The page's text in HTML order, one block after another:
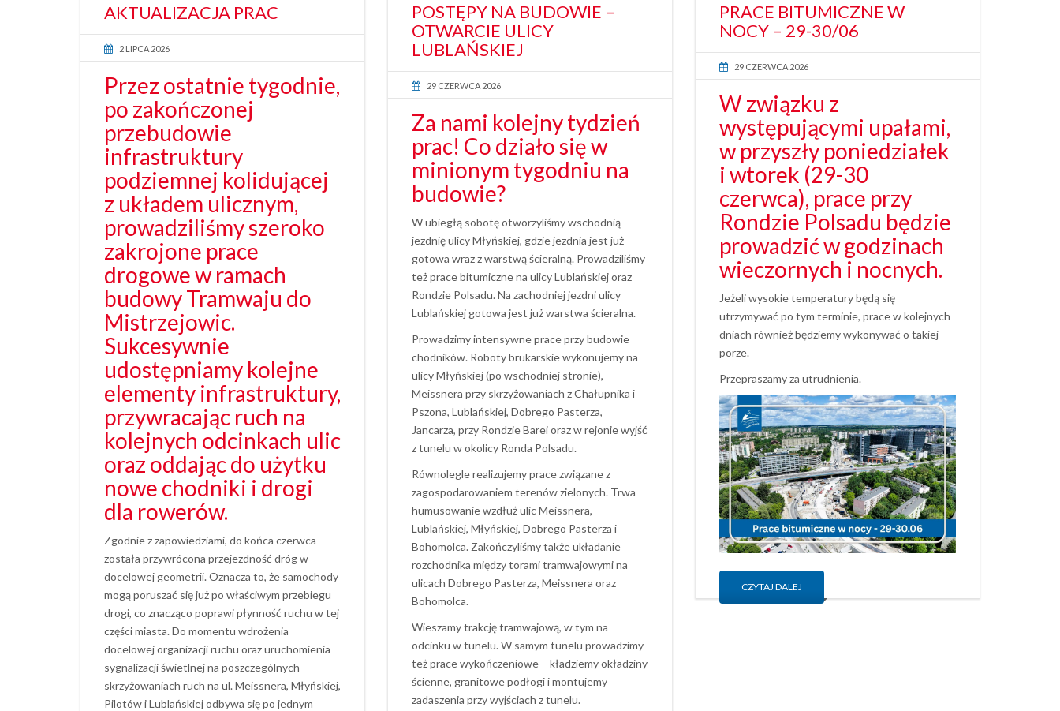
AKTUALIZACJA PRAC
2 LIPCA 2026
Przez ostatnie tygodnie,
po zakończonej
przebudowie
infrastruktury
podziemnej kolidującej
z układem ulicznym,
prowadziliśmy szeroko
zakrojone prace
drogowe w ramach
budowy Tramwaju do
Mistrzejowic.
Sukcesywnie
udostępniamy kolejne
elementy infrastruktury,
przywracając ruch na
kolejnych odcinkach ulic
oraz oddając do użytku
nowe chodniki i drogi
dla rowerów.
Zgodnie z zapowiedziami, do końca czerwca
została przywrócona przejezdność dróg w
docelowej geometrii. Oznacza to, że samochody
mogą poruszać się już po właściwym przebiegu
drogi, co znacząco poprawi płynność ruchu w tej
części miasta. Do momentu wdrożenia
docelowej organizacji ruchu oraz uruchomienia
sygnalizacji świetlnej na poszczególnych
skrzyżowaniach ruch na ul. Meissnera, Młyńskiej,
Pilotów i Lublańskiej odbywa się po jednym
POSTĘPY NA BUDOWIE –
OTWARCIE ULICY
LUBLAŃSKIEJ
29 CZERWCA 2026
Za nami kolejny tydzień
prac! Co działo się w
minionym tygodniu na
budowie?
W ubiegłą sobotę otworzyliśmy wschodnią
jezdnię ulicy Młyńskiej, gdzie jezdnia jest już
gotowa wraz z warstwą ścieralną. Prowadziliśmy
też prace bitumiczne na ulicy Lublańskiej oraz
Rondzie Polsadu. Na zachodniej jezdni ulicy
Lublańskiej gotowa jest już warstwa ścieralna.
Prowadzimy intensywne prace przy budowie
chodników. Roboty brukarskie wykonujemy na
ulicy Młyńskiej (po wschodniej stronie),
Meissnera przy skrzyżowaniach z Chałupnika i
Pszona, Lublańskiej, Dobrego Pasterza,
Jancarza, przy Rondzie Barei oraz w rejonie wyjść
z tunelu w okolicy Ronda Polsadu.
Równolegle realizujemy prace związane z
zagospodarowaniem terenów zielonych. Trwa
humusowanie wzdłuż ulic Meissnera,
Lublańskiej, Młyńskiej, Dobrego Pasterza i
Bohomolca. Zakończyliśmy także układanie
rozchodnika między torami tramwajowymi na
ulicach Dobrego Pasterza, Meissnera oraz
Bohomolca.
Wieszamy trakcję tramwajową, w tym na
odcinku w tunelu. W samym tunelu prowadzimy
też prace wykończeniowe – kładziemy okładziny
ścienne, granitowe podłogi i montujemy
zadaszenia przy wyjściach z tunelu.
PRACE BITUMICZNE W
NOCY – 29-30/06
29 CZERWCA 2026
W związku z
występującymi upałami,
w przyszły poniedziałek
i wtorek (29-30
czerwca), prace przy
Rondzie Polsadu będzie
prowadzić w godzinach
wieczornych i nocnych.
Jeżeli wysokie temperatury będą się
utrzymywać po tym terminie, prace w kolejnych
dniach również będziemy wykonywać o takiej
porze.
Przepraszamy za utrudnienia.
CZYTAJ DALEJ